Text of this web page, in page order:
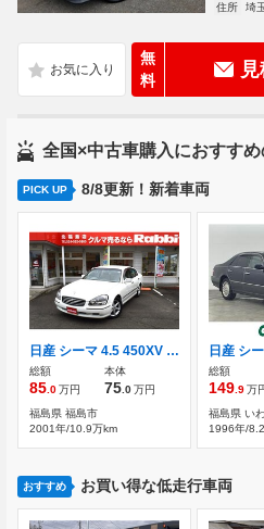
住所
埼
無
料
全国×中古車購入におすす
PICK UP 8/8更新！新着車両
日産 シーマ 4.5 450XV パワーメモリーシート ETC クルコン
総額
85 .0万円
本体
75 .0万円
福島県 福島市
2001年/10.9万km
総額
149 .9万
福島県 い
1996年/
おすすめ お買い得な低走行車両